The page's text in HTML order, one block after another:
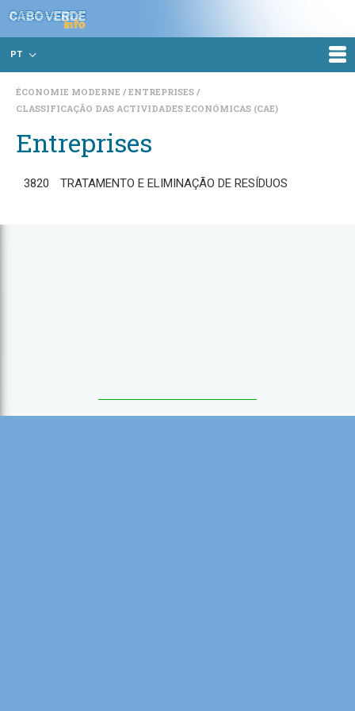
PT
ÉCONOMIE MODERNE
ENTREPRISES
CLASSIFICAÇÃO DAS ACTIVIDADES ECONÓMICAS (CAE)
Entreprises
3820 TRATAMENTO E ELIMINAÇÃO DE RESÍDUOS